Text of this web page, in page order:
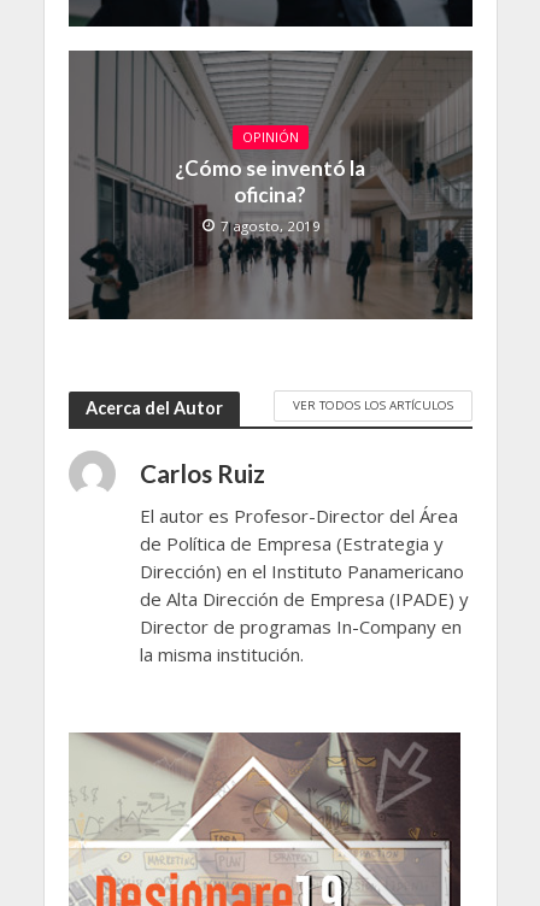
OPINIÓN
¿Cómo se inventó la
oficina?
7 agosto, 2019
Acerca del Autor VER TODOS LOS ARTÍCULOS
Carlos Ruiz
El autor es Profesor-Director del Área
de Política de Empresa (Estrategia y
Dirección) en el Instituto Panamericano
de Alta Dirección de Empresa (IPADE) y
Director de programas In-Company en
la misma institución.